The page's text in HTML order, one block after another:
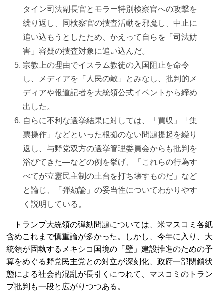
タイン司法副長官とモラー特別検察官への攻撃を
繰り返し、同検察官の捜査活動を邪魔し、中止に
追い込もうとしたため、かえって自らを「司法妨
害」容疑の捜査対象に追い込んだ。
宗教上の理由でイスラム教徒の入国阻止を命令
し、メディアを「人民の敵」とみなし、批判的メ
ディアや報道記者を大統領公式イベントから締め
出した。
自らに不利な選挙結果に対しては、「買収」「集
票操作」などといった根拠のない問題提起を繰り
返し、与野党双方の選挙管理委員会からも批判を
浴びてきた―などの例を挙げ、「これらの行為す
べてが立憲民主制の土台を打ち壊すものだ」など
と論じ、「弾劾論」の妥当性についてわかりやす
く説明している。
トランプ大統領の弾劾問題については、米マスコミ各紙
含めこれまで慎重論が多かった。しかし、今年に入り、大
統領が固執するメキシコ国境の「壁」建設推進のための予
算をめぐる野党民主党との対立が深刻化、政府一部閉鎖状
態による社会的混乱が長引くにつれて、マスコミのトラン
プ批判も一段と広がりつつある。